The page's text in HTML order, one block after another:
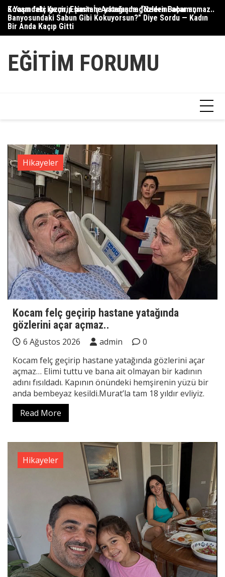
Skip
content
Kocam felç geçirip hastane yatağında gözlerini açar açmaz..
5 Yaşındaki Kızım, Eşimin İş Arkadaşına “Neden Babamın
Banyosundaki Sabun Gibi Kokuyorsun?” Diye Sordu — Kadın
Bir Anda Kaçıp Gitti
EĞITIM FORUMU
Hikayeler
Kocam felç geçirip hastane yatağında
gözlerini açar açmaz..
6 Ağustos 2026 admin
0
Kocam felç geçirip hastane yatağında gözlerini açar
açmaz… Elimi tuttu ve bana ait olmayan bir kadının
adını fısıldadı. Kapının önündeki hemşirenin yüzü bir
anda bembeyaz kesildi.Murat’la tam 18 yıldır evliyiz.
Read More
Hikayeler